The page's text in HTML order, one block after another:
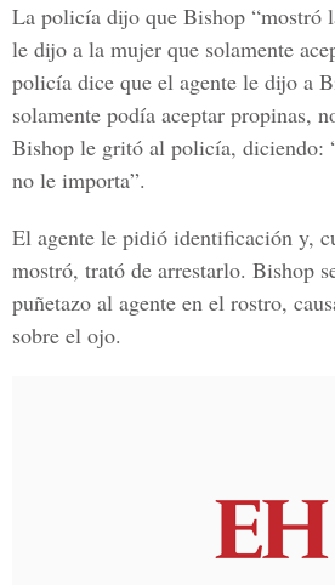
La policía dijo que Bishop “mostró
le dijo a la mujer que solamente
policía dice que el agente le dijo a
solamente podía aceptar propinas,
Bishop le gritó al policía, diciendo:
no le importa”.
El agente le pidió identificación y,
mostró, trató de arrestarlo. Bishop
puñetazo al agente en el rostro,
sobre el ojo.